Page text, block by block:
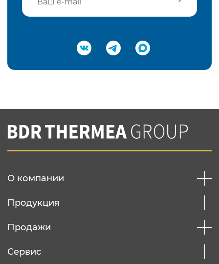
Подтвердить e-mail
Вы соглашаетесь с нашей политикой
конфеденциальности
О компании
Продукция
Продажи
Сервис